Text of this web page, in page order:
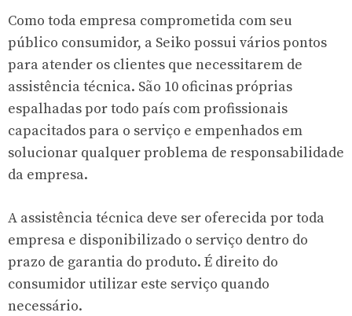
Como toda empresa comprometida com seu
público consumidor, a Seiko possui vários pontos
para atender os clientes que necessitarem de
assistência técnica. São 10 oficinas próprias
espalhadas por todo país com profissionais
capacitados para o serviço e empenhados em
solucionar qualquer problema de responsabilidade
da empresa.
A assistência técnica deve ser oferecida por toda
empresa e disponibilizado o serviço dentro do
prazo de garantia do produto. É direito do
consumidor utilizar este serviço quando
necessário.